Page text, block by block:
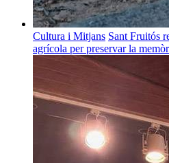
Cultura i Mitjans Sant Fruitós
agrícola per preservar la